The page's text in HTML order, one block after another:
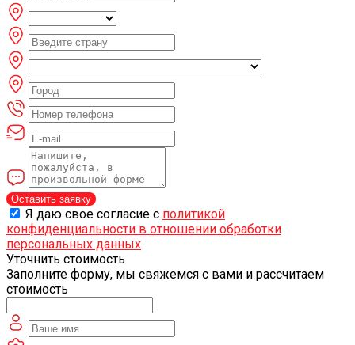
Оставить заявку
Я даю свое согласие с политикой
конфиденциальности в отношении обработки
персональных данных
Уточнить стоимость
Заполните форму, мы свяжемся с вами и рассчитаем
стоимость